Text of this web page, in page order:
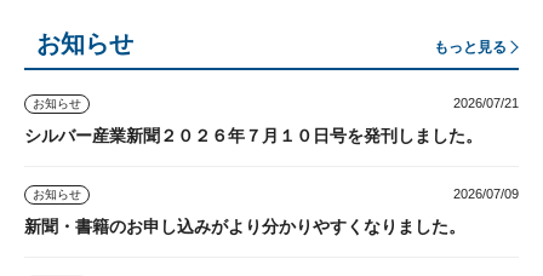
お知らせ もっと見る
お知らせ 2026/07/21
シルバー産業新聞２０２６年７月１０日号を発刊しました。
お知らせ 2026/07/09
新聞・書籍のお申し込みがより分かりやすくなりました。